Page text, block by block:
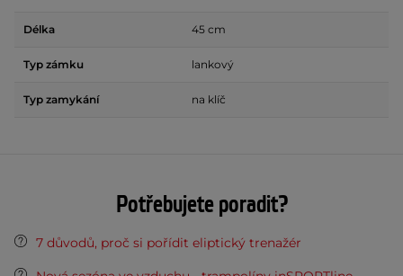
Délka 45 cm
Typ zámku lankový
Typ zamykání na klíč
Potřebujete poradit?
7 důvodů, proč si pořídit eliptický trenažér